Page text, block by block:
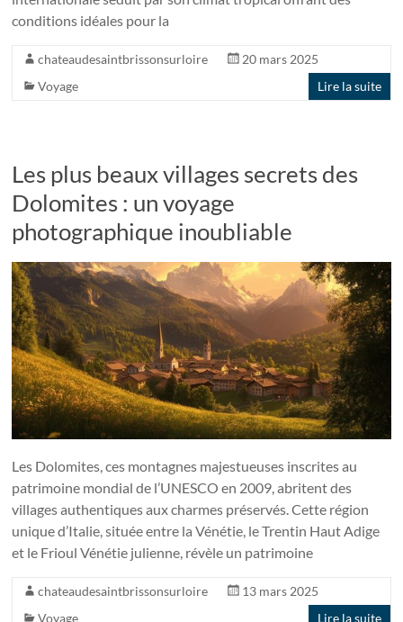
conditions idéales pour la
chateaudesaintbrissonsurloire
20 mars 2025
Voyage
Lire la suite
Les plus beaux villages secrets des
Dolomites : un voyage
photographique inoubliable
Les Dolomites, ces montagnes majestueuses inscrites au
patrimoine mondial de l’UNESCO en 2009, abritent des
villages authentiques aux charmes préservés. Cette région
unique d’Italie, située entre la Vénétie, le Trentin Haut Adige
et le Frioul Vénétie julienne, révèle un patrimoine
chateaudesaintbrissonsurloire
13 mars 2025
Voyage
Lire la suite